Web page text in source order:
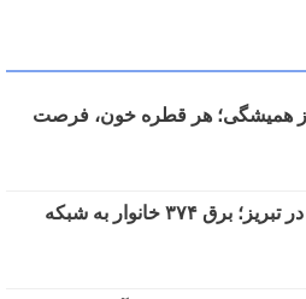
همیشگی؛ هر قطره خون، فرصت
کشف ۳۴ ماینر در تبریز؛ برق ۳۷۴ خانوار به شبکه